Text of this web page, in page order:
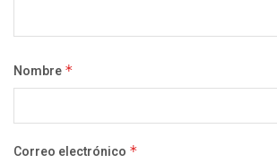
Nombre *
Correo electrónico *